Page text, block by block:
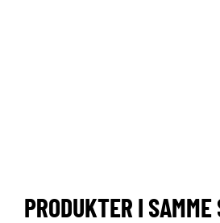
PRODUKTER I SAMME